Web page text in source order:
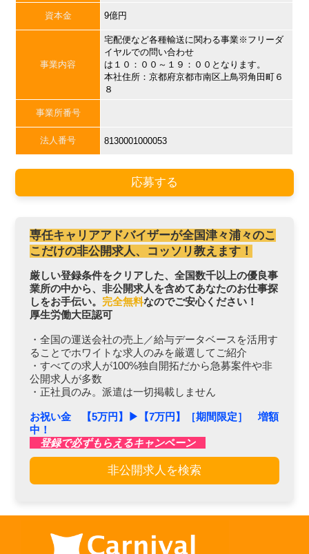
資本金 9億円
事業内容
宅配便など各種輸送に関わる事業※フリーダ
イヤルでの問い合わせ
は１０：００～１９：００となります。
本社住所：京都府京都市南区上鳥羽角田町６
８
事業所番号
法人番号 8130001000053
応募する
専任キャリアアドバイザーが全国津々浦々のこ
こだけの非公開求人、コッソリ教えます！
厳しい登録条件をクリアした、全国数千以上の優良事
業所の中から、非公開求人を含めてあなたのお仕事探
しをお手伝い。 完全無料なのでご安心ください！
厚生労働大臣認可
・全国の運送会社の売上／給与データベースを活用す
ることでホワイトな求人のみを厳選してご紹介
・すべての求人が100%独自開拓だから急募案件や非
公開求人が多数
・正社員のみ。派遣は一切掲載しません
お祝い金 【5万円】▶︎【7万円】［期間限定］ 増額
中！
登録で必ずもらえるキャンペーン
非公開求人を検索